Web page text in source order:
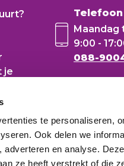
te personaliseren,
Ook delen we
en analyse.
ze heeft verstrekt of die
je
Telefoon
Maandag
9:00 -
088-